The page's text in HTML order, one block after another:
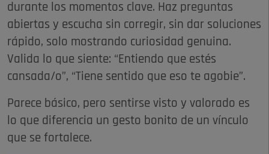
durante los momentos clave. Haz preguntas
abiertas y escucha sin corregir, sin dar soluciones
rápido, solo mostrando curiosidad genuina.
Valida lo que siente: “Entiendo que estés
cansada/o”, “Tiene sentido que eso te agobie”.
Parece básico, pero sentirse visto y valorado es
lo que diferencia un gesto bonito de un vínculo
que se fortalece.